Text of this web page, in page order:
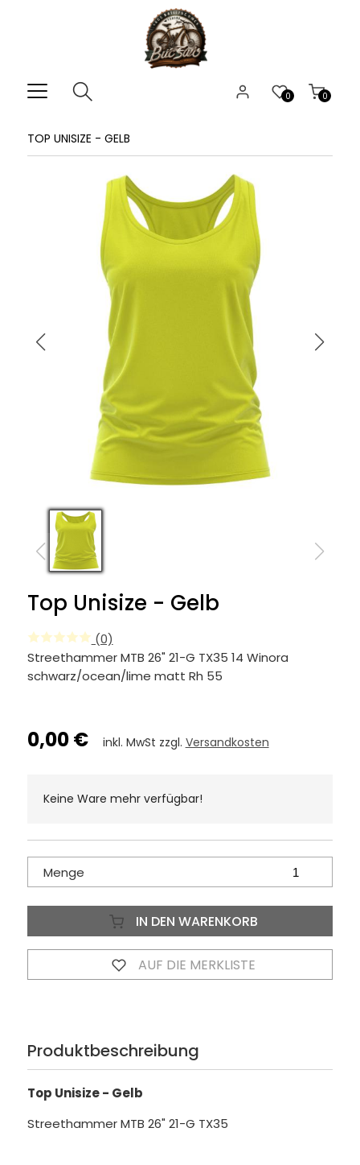
0
0
TOP UNISIZE - GELB
Top Unisize - Gelb
(0)
Streethammer MTB 26" 21-G TX35 14 Winora
schwarz/ocean/lime matt Rh 55
0,00 € inkl. MwSt zzgl. Versandkosten
Keine Ware mehr verfügbar!
Menge
IN DEN WARENKORB
AUF DIE MERKLISTE
Produktbeschreibung
Top Unisize - Gelb
Streethammer MTB 26" 21-G TX35